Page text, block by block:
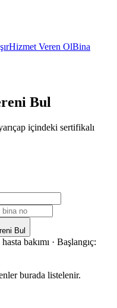
Hizmet Veren OlBina
Bul
içindeki sertifikalı
Bul
bakımı · Başlangıç:
burada listelenir.